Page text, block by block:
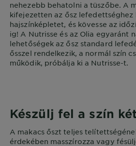
nehezebb behatolni a tüszőbe. A
kifejezetten az ősz lefedettséghez
hajszínképletet, és kövesse az
ig! A Nutrisse és az Olia egyaránt
lehetőségek az ősz standard
ősszel rendelkezik, a normál szín
működik, próbálja ki a Nutrisse-t.
Készülj fel a szín
A makacs őszt teljes
érdekében masszírozza vagy